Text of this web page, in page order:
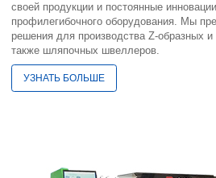
своей продукции и постоянные
профилегибочного оборудования. Мы
решения для производства Z-образных
также шляпочных швеллеров.
УЗНАТЬ БОЛЬШЕ